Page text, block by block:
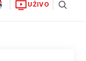
UŽIVO